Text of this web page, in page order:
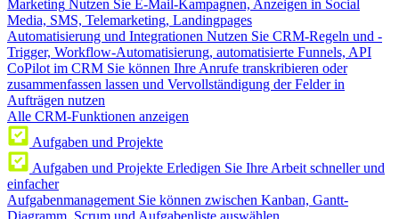
Marketing Nutzen Sie E-Mail-Kampagnen, Anzeigen in Social
Media, SMS, Telemarketing, Landingpages
Automatisierung und Integrationen Nutzen Sie CRM-Regeln und -
Trigger, Workflow-Automatisierung, automatisierte Funnels, API
CoPilot im CRM Sie können Ihre Anrufe transkribieren oder
zusammenfassen lassen und Vervollständigung der Felder in
Aufträgen nutzen
Alle CRM-Funktionen anzeigen
Aufgaben und Projekte
Aufgaben und Projekte Erledigen Sie Ihre Arbeit schneller und
einfacher
Aufgabenmanagement Sie können zwischen Kanban, Gantt-
Diagramm, Scrum und Aufgabenliste auswählen